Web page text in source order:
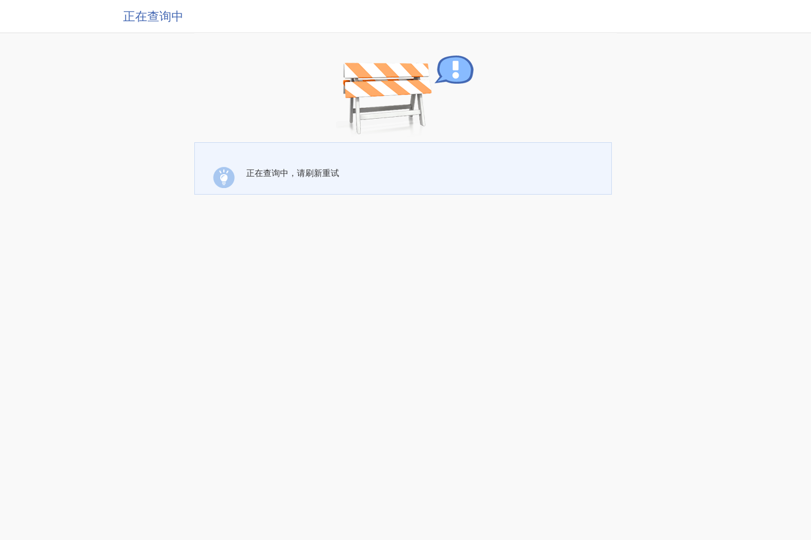
正在查询中
正在查询中，请刷新重试